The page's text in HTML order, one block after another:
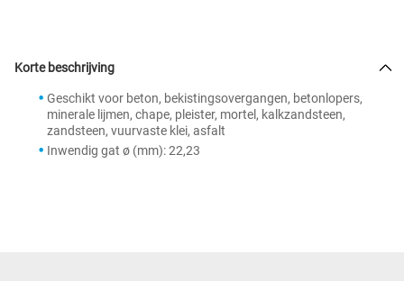
Korte beschrijving
Geschikt voor beton, bekistingsovergangen, betonlopers,
minerale lijmen, chape, pleister, mortel, kalkzandsteen,
zandsteen, vuurvaste klei, asfalt
Inwendig gat ø (mm): 22,23